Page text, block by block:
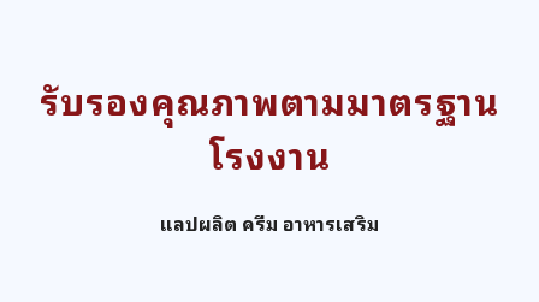
รับรองคุณภาพตามมาตรฐาน
โรงงาน
แลปผลิต ครีม อาหารเสริม